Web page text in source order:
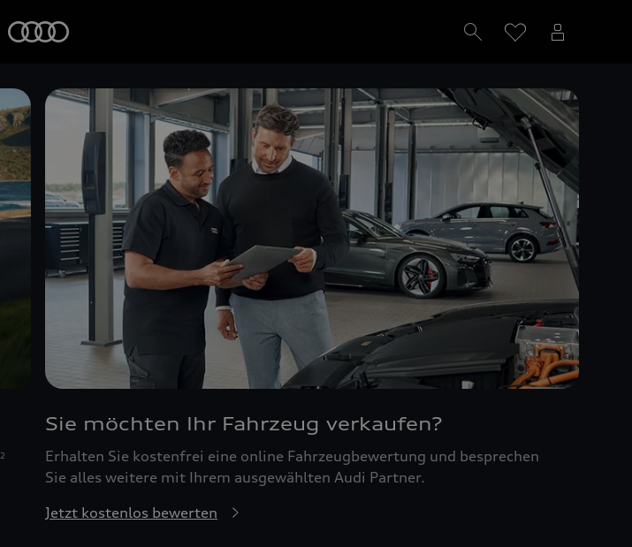
2
Sie möchten Ihr Fahrzeug verkaufen?
Erhalten Sie kostenfrei eine online Fahrzeugbewertung und besprechen
Sie alles weitere mit Ihrem ausgewählten Audi Partner.
Jetzt kostenlos bewerten